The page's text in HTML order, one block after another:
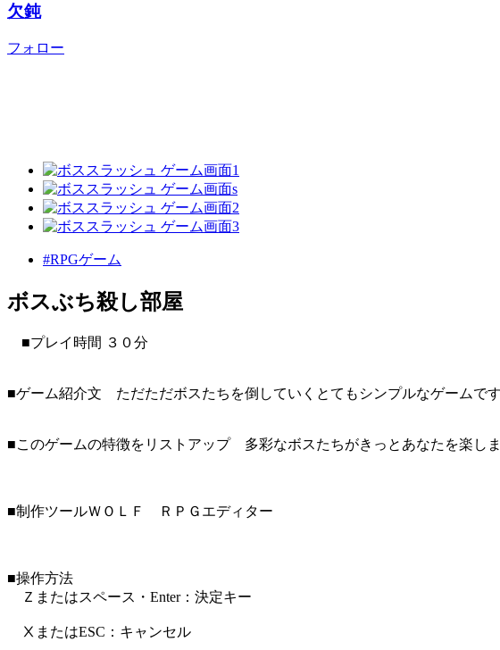
欠鈍
フォロー
#RPGゲーム
ボスぶち殺し部屋
■プレイ時間 ３０分
■ゲーム紹介文 ただただボスたちを倒していくとてもシンプルなゲームです
■このゲームの特徴をリストアップ 多彩なボスたちがきっとあなたを楽し
■制作ツールＷＯＬＦ ＲＰＧエディター
■操作方法
Ｚまたはスペース・Enter：決定キー
ⅩまたはESC：キャンセル